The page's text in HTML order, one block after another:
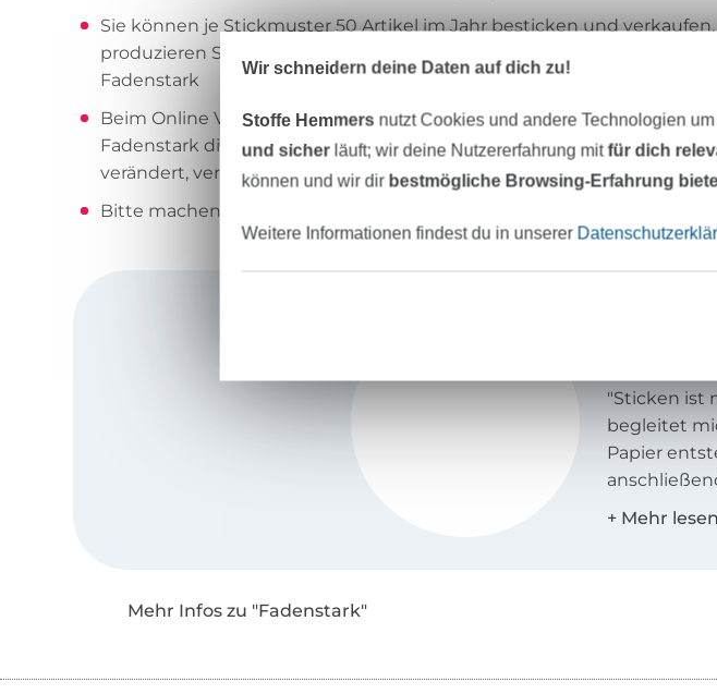
Sie können je Stickmuster 50 Artikel im Jahr besticken und verkaufen,
produzieren Sie in größerem Rahmen, kontaktieren Sie bitte
Fadenstark
Beim Online Verkauf bitte immer mit angeben: Stickdatei von
Fadenstark die Dateien dürfen nicht verkauft, kopiert, vervielfältigt,
verändert, verschenkt, getauscht oder weitergegeben werden.
Bitte machen Sie immer einen Probestick auf einem Stückchen Stoff.
"Sticken ist
begleitet
Papier
Mehr Infos zu "Fadenstark"
Wir schneidern deine Daten auf dich zu!
Stoffe Hemmers nutzt Cookies und andere Technologien
und sicherläuft; wir deine Nutzererfahrung mitfür dich
können und wir dir bestmögliche Browsing-Erfahrung
Weitere Informationen findest du in unserer